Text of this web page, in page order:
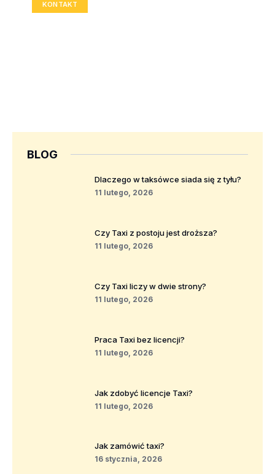
KONTAKT
BLOG
Dlaczego w taksówce siada się z tyłu?
11 lutego, 2026
Czy Taxi z postoju jest droższa?
11 lutego, 2026
Czy Taxi liczy w dwie strony?
11 lutego, 2026
Praca Taxi bez licencji?
11 lutego, 2026
Jak zdobyć licencje Taxi?
11 lutego, 2026
Jak zamówić taxi?
16 stycznia, 2026